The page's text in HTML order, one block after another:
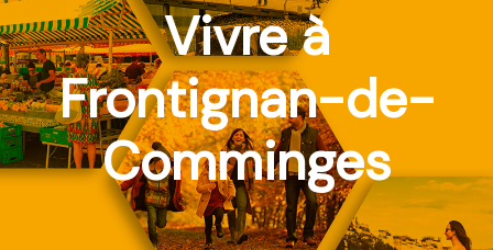
Vivre à
Frontignan-de-
Comminges